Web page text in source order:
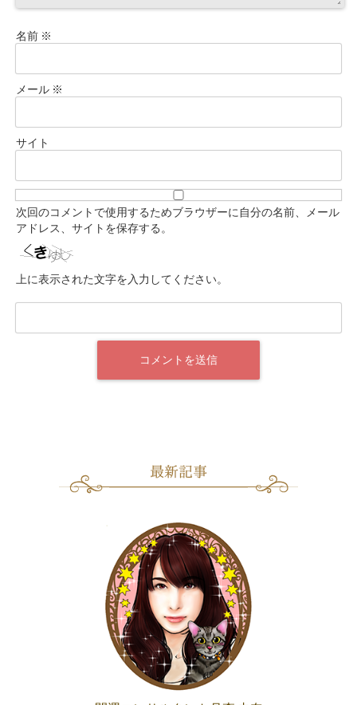
名前 ※
メール ※
サイト
次回のコメントで使用するためブラウザーに自分の名前、メール
アドレス、サイトを保存する。
上に表示された文字を入力してください。